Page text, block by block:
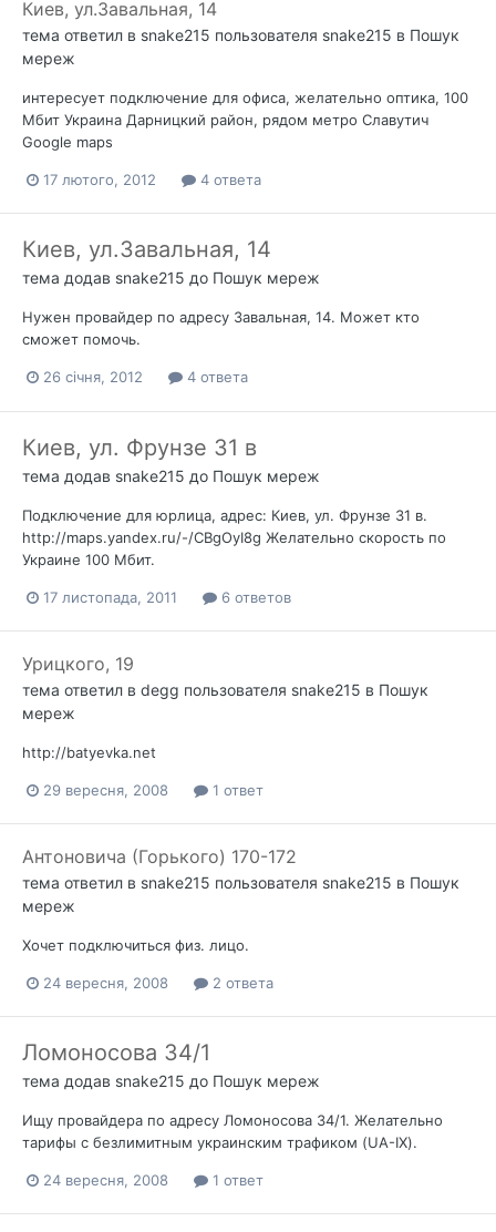
Киев, ул.Завальная, 14
тема ответил в snake215 пользователя snake215 в Пошук
мереж
интересует подключение для офиса, желательно оптика, 100
Мбит Украина Дарницкий район, рядом метро Славутич
Google maps
17 лютого, 2012 4 ответа
Киев, ул.Завальная, 14
тема додав snake215 до Пошук мереж
Нужен провайдер по адресу Завальная, 14. Может кто
сможет помочь.
26 січня, 2012 4 ответа
Киев, ул. Фрунзе 31 в
тема додав snake215 до Пошук мереж
Подключение для юрлица, адрес: Киев, ул. Фрунзе 31 в.
http://maps.yandex.ru/-/CBgOyI8g Желательно скорость по
Украине 100 Мбит.
17 листопада, 2011 6 ответов
Урицкого, 19
тема ответил в degg пользователя snake215 в Пошук
мереж
http://batyevka.net
29 вересня, 2008 1 ответ
Антоновича (Горького) 170-172
тема ответил в snake215 пользователя snake215 в Пошук
мереж
Хочет подключиться физ. лицо.
24 вересня, 2008 2 ответа
Ломоносова 34/1
тема додав snake215 до Пошук мереж
Ищу провайдера по адресу Ломоносова 34/1. Желательно
тарифы с безлимитным украинским трафиком (UA-IX).
24 вересня, 2008 1 ответ